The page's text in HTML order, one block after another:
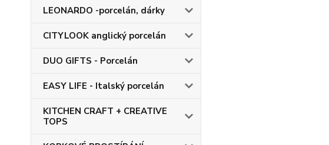
LEONARDO -porcelán, dárky
CITYLOOK anglický porcelán
DUO GIFTS - Porcelán
EASY LIFE - Italský porcelán
KITCHEN CRAFT + CREATIVE
TOPS